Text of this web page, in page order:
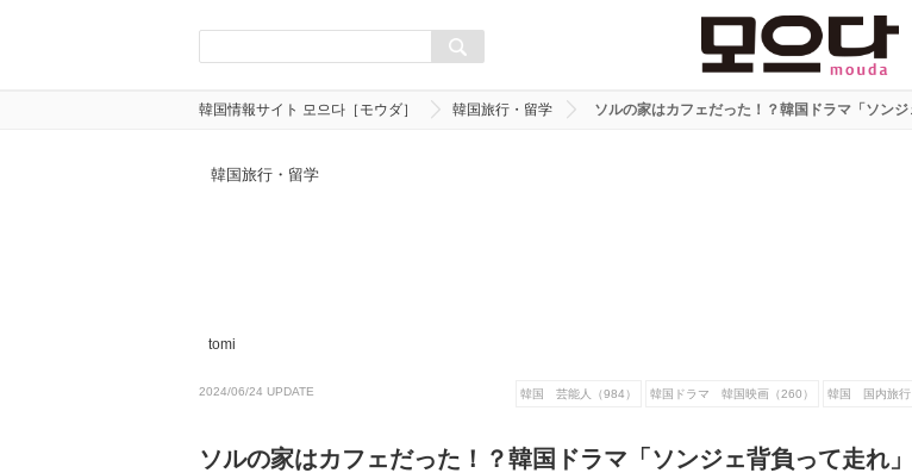
韓国情報サイト 모으다［モウダ］ 韓国旅行・留学 ソルの家はカフェだった！？韓国ドラマ「ソン
韓国旅行・留学
tomi
2024/06/24 UPDATE 韓国 芸能人（984） 韓国ドラマ 韓国映画（260） 韓国 国内旅行
ソルの家はカフェだった！？韓国ドラマ「ソンジェ背負って走れ